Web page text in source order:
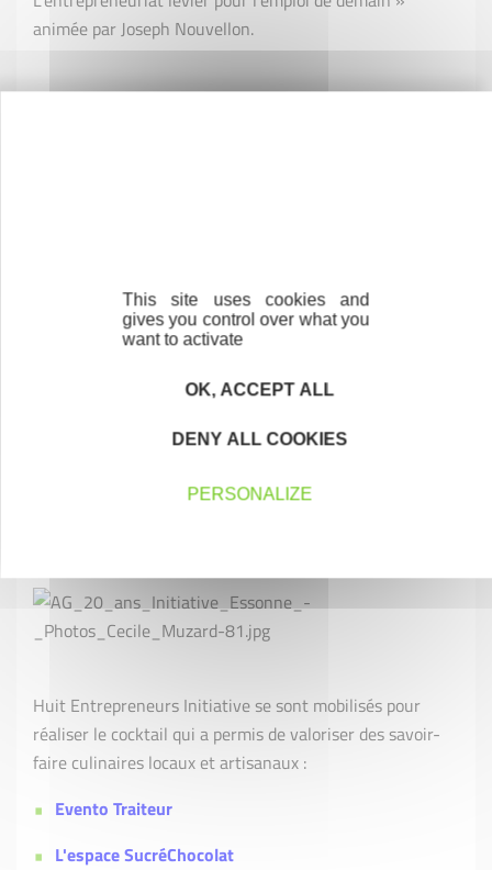
animée par Joseph Nouvellon.
Essonne, ont également rythmé la soirée avec des shows
Huit Entrepreneurs Initiative se sont mobilisés pour
réaliser le cocktail qui a permis de valoriser des savoir-
faire culinaires locaux et artisanaux :
Evento Traiteur
L'espace SucréChocolat
This site uses cookies and
gives you control over what you
want to activate
OK, ACCEPT ALL
DENY ALL COOKIES
PERSONALIZE